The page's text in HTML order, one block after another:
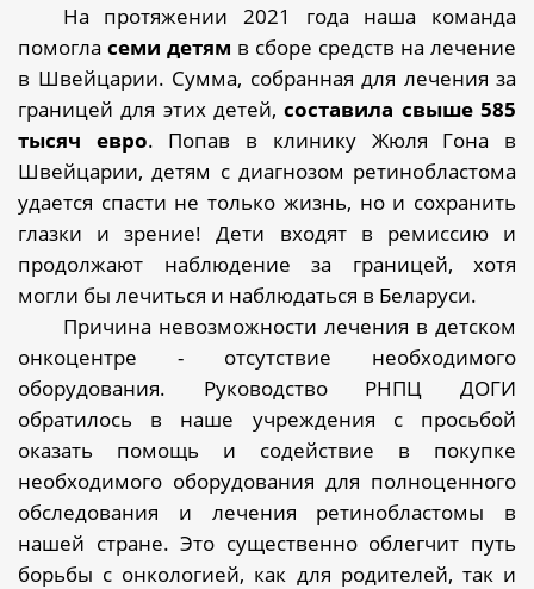
На протяжении 2021 года наша команда
помогла семи детям в сборе средств на лечение
в Швейцарии. Сумма, собранная для лечения за
границей для этих детей,составила свыше 585
тысяч евро. Попав в клинику Жюля Гона в
Швейцарии, детям с диагнозом ретинобластома
удается спасти не только жизнь, но и сохранить
глазки и зрение! Дети входят в ремиссию и
продолжают наблюдение за границей, хотя
могли бы лечиться и наблюдаться в Беларуси.
Причина невозможности лечения в детском
онкоцентре - отсутствие необходимого
оборудования. Руководство РНПЦ ДОГИ
обратилось в наше учреждения с просьбой
оказать помощь и содействие в покупке
необходимого оборудования для полноценного
обследования и лечения ретинобластомы в
нашей стране. Это существенно облегчит путь
борьбы с онкологией, как для родителей, так и